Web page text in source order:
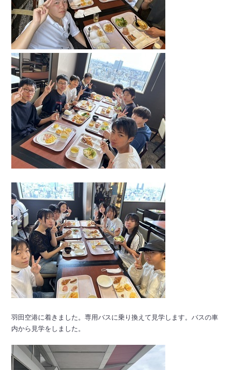
羽田空港に着きました。専用バスに乗り換えて見学します。バスの車
内から見学をしました。